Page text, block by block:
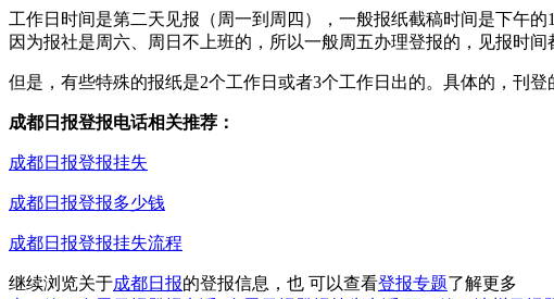
工作日时间是第二天见报（周一到周四），一般报纸截稿时间是下午的
因为报社是周六、周日不上班的，所以一般周五办理登报的，见报时
但是，有些特殊的报纸是2个工作日或者3个工作日出的。具体的，刊
成都日报登报电话相关推荐：
成都日报登报挂失
成都日报登报多少钱
成都日报登报挂失流程
继续浏览关于成都日报的登报信息，也 可以查看登报专题了解更多